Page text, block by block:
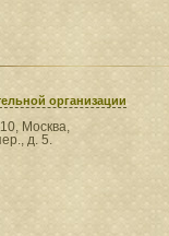
организации
Москва,
д. 5.